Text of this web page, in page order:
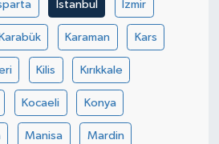
İstanbul İzmir
Karaman Kars
Kilis Kırıkkale
Kocaeli Konya
Manisa Mardin